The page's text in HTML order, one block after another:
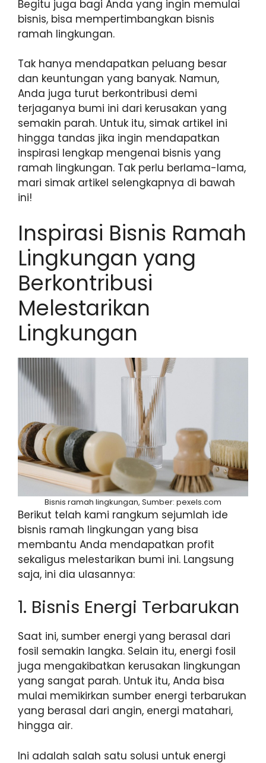
Begitu juga bagi Anda yang ingin memulai
bisnis, bisa mempertimbangkan bisnis
ramah lingkungan.
Tak hanya mendapatkan peluang besar
dan keuntungan yang banyak. Namun,
Anda juga turut berkontribusi demi
terjaganya bumi ini dari kerusakan yang
semakin parah. Untuk itu, simak artikel ini
hingga tandas jika ingin mendapatkan
inspirasi lengkap mengenai bisnis yang
ramah lingkungan. Tak perlu berlama-lama,
mari simak artikel selengkapnya di bawah
ini!
Inspirasi Bisnis Ramah
Lingkungan yang
Berkontribusi
Melestarikan
Lingkungan
Bisnis ramah lingkungan, Sumber: pexels.com
Berikut telah kami rangkum sejumlah ide
bisnis ramah lingkungan yang bisa
membantu Anda mendapatkan profit
sekaligus melestarikan bumi ini. Langsung
saja, ini dia ulasannya:
1. Bisnis Energi Terbarukan
Saat ini, sumber energi yang berasal dari
fosil semakin langka. Selain itu, energi fosil
juga mengakibatkan kerusakan lingkungan
yang sangat parah. Untuk itu, Anda bisa
mulai memikirkan sumber energi terbarukan
yang berasal dari angin, energi matahari,
hingga air.
Ini adalah salah satu solusi untuk energi